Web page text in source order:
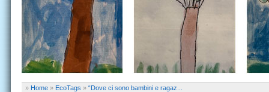
» Home » EcoTags » “Dove ci sono bambini e ragaz...